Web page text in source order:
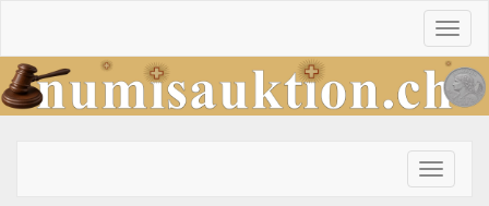
Toggle
primary